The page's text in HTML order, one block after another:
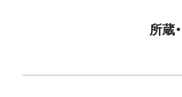
所蔵